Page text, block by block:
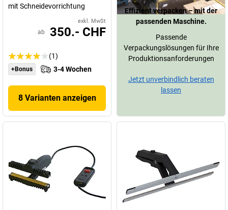
mit Schneidevorrichtung
exkl. MwSt
ab 350.- CHF
(1)
+Bonus 3-4 Wochen
8 Varianten anzeigen
Effizient verpacken – mit der
passenden Maschine.
Passende
Verpackungslösungen für Ihre
Produktionsanforderungen
Jetzt unverbindlich beraten
lassen